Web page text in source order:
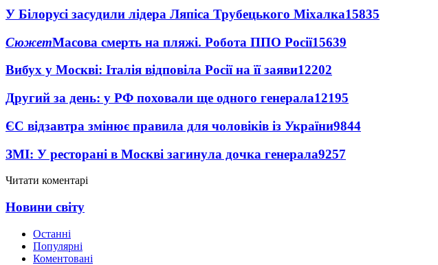
У Білорусі засудили лідера Ляпіса Трубецького Міхалка15835
СюжетМасова смерть на пляжі. Робота ППО Росії15639
Вибух у Москві: Італія відповіла Росії на її заяви12202
Другий за день: у РФ поховали ще одного генерала12195
ЄС відзавтра змінює правила для чоловіків із України9844
ЗМІ: У ресторані в Москві загинула дочка генерала9257
Читати коментарі
Новини світу
Останні
Популярні
Коментовані